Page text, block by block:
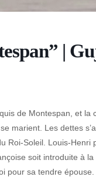
|
de Montespan, et la
marient. Les dettes
Roi-Soleil. Louis-Henri
soit introduite à
pour sa tendre